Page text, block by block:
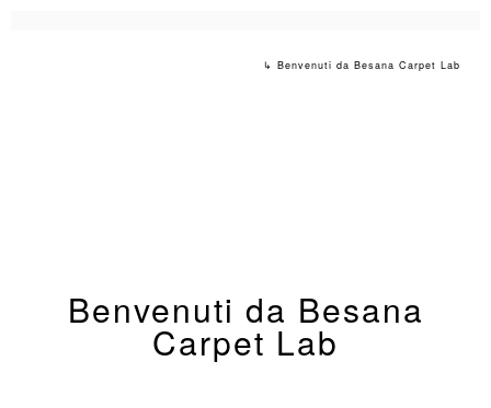
↳ Benvenuti da Besana Carpet Lab
Benvenuti da Besana
Carpet Lab